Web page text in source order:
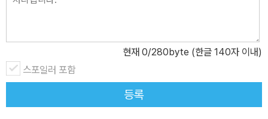
현재 0/280byte (한글 140자 이내)
스포일러 포함
등록